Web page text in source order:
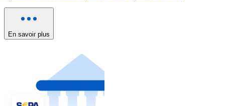
En savoir plus